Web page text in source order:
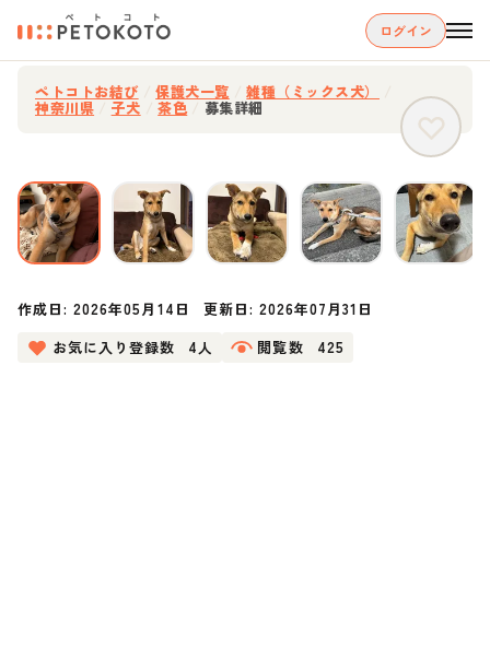
ログイン
ペトコトお結び 保護犬一覧 雑種（ミックス犬）
神奈川県 子犬 茶色 募集詳細
作成日:2026年05月14日 更新日: 2026年07月31日
お気に入り登録数
4人 閲覧数 425